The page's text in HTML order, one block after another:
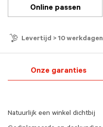
Online passen
Levertijd > 10 werkdagen
Onze garanties
Natuurlijk een winkel dichtbij